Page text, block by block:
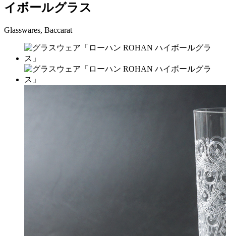
イボールグラス
Glasswares, Baccarat